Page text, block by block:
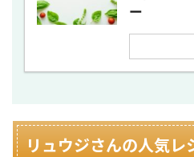
ー
リュウジさんの人気レ